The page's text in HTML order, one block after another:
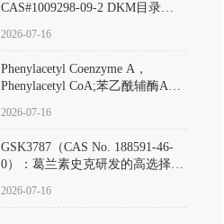
CAS#1009298-09-2 DKM目录号
激酶抑制剂的深度剖析
2026-07-16
Phenylacetyl Coenzyme A，
Phenylacetyl CoA;苯乙酰辅酶A
2026-07-16
GSK3787（CAS No. 188591-46-
0）：葛兰素史克研发的高选择
抗剂，被广泛视为研究PPARδ核
2026-07-16